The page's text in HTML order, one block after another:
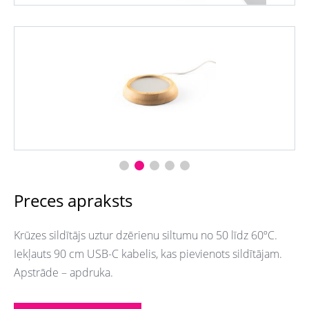
Preces apraksts
Krūzes sildītājs uztur dzērienu siltumu no 50 līdz 60ºC.
Iekļauts 90 cm USB-C kabelis, kas pievienots sildītājam.
Apstrāde – apdruka.